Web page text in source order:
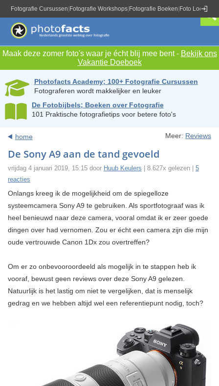
Fotografie Cursussen Fotografie Workshops Fotografie Boeken Foto Locaties
Maak deze zomer foto's waar je écht blij mee bent - Bekijk ons
Vakantie Doeboek
Photofacts Academy; 100+ Fotografie Cursussen
Fotograferen wordt makkelijker en leuker
De Fotobijbels; Boeken over Fotografie
101 Praktische fotografietips voor betere foto's
home Meer: Reviews
De Sony A9 aan de tand gevoeld
vrijdag 4 januari 2019, 15:15 door Huub Keulers | 8.627x gelezen | 5
reacties
Onlangs kreeg ik de mogelijkheid om de spiegelloze
systeemcamera Sony A9 te gebruiken. Als sportfotograaf was ik
heel benieuwd naar deze camera, vooral omdat ik er zeer goede
dingen over had vernomen. Zou er écht een camera zijn die mijn
oude vertrouwde Canon 1Dx zou overtreffen?
Om er zo onbevooroordeeld als mogelijk in te stappen heb ik
vooraf, bewust geen reviews over deze Sony A9 gelezen.
Natuurlijk is het lastig om niet te vergelijken, dat is menselijk
gedrag en we hebben altijd wel een referentiepunt nodig, toch?